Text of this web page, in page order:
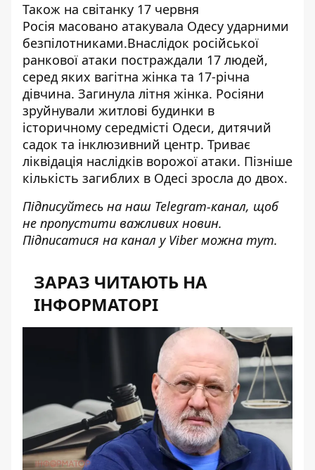
Також на світанку 17 червня
Росія масовано атакувала Одесу ударними
безпілотниками.Внаслідок російської
ранкової атаки постраждали 17 людей,
серед яких вагітна жінка та 17-річна
дівчина. Загинула літня жінка. Росіяни
зруйнували житлові будинки в
історичному середмісті Одеси, дитячий
садок та інклюзивний центр. Триває
ліквідація наслідків ворожої атаки. Пізніше
кількість загиблих в Одесі зросла до двох.
Підписуйтесь на наш Telegram-канал, щоб
не пропустити важливих новин.
Підписатися на канал у Viber можна тут.
ЗАРАЗ ЧИТАЮТЬ НА
ІНФОРМАТОРІ